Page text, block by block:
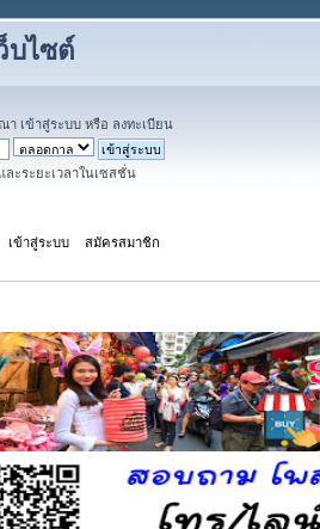
บไซต์
า เข้าสู่ระบบ หรือ ลงทะเบียน
ะระยะเวลาในเซสชั่น
เข้าสู่ระบบ สมัครสมาชิก